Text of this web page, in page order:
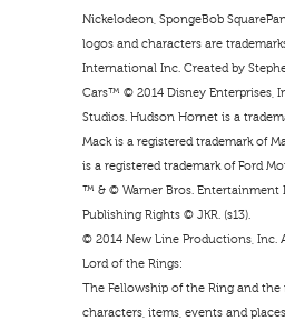
Nickelodeon, SpongeBob
logos and characters are
International Inc. Created by
Cars™ © 2014 Disney Enterprises,
Studios. Hudson Hornet is a
Mack is a registered trademark of
is a registered trademark of Ford
™ & © Warner Bros. Entertainment
Publishing Rights © JKR. (s13).
© 2014 New Line Productions, Inc.
Lord of the Rings:
The Fellowship of the Ring and the
characters, items, events and